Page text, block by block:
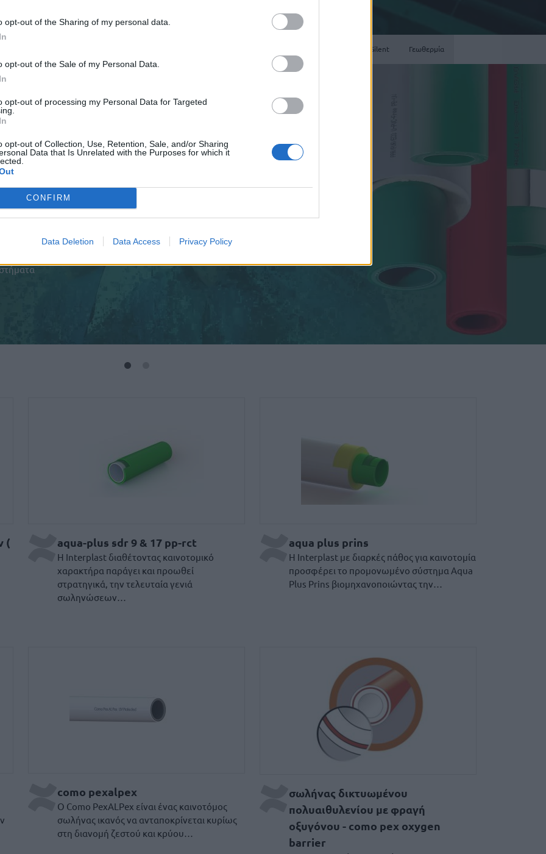
opt-out of the Sharing of my personal data.
opt-out of the Sale of my Personal Data.
opt-out of processing my Personal Data for Targeted
opt-out of Collection, Use, Retention, Sale, and/or Sharing
Data that Is Unrelated with the Purposes for which it
CONFIRM
Data Deletion Data Access Privacy Policy
Atlas Plus Echo Silent Γεωθερμία
Ο
(
aqua-plus sdr 9 & 17 pp-rct
Η Interplast διαθέτοντας καινοτομικό
χαρακτήρα παράγει και προωθεί
στρατηγικά, την τελευταία γενιά
σωληνώσεων…
aqua plus prins
Η Interplast με διαρκές πάθος για καινοτομία
προσφέρει το προμονωμένο σύστημα Aqua
Plus Prins βιομηχανοποιώντας την…
como pexalpex
Ο Como PexALPex είναι ένας καινοτόμος
σωλήνας ικανός να ανταποκρίνεται κυρίως
στη διανομή ζεστού και κρύου…
Σωλήνας Δικτυωμένου
σωλήνας δικτυωμένου
πολυαιθυλενίου με φραγή
οξυγόνου - como pex oxygen
barrier